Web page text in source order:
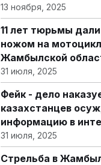
13 ноября, 2025
11 лет тюрьмы
ножом на
Жамбылской
31 июля, 2025
Фейк - дело
казахстанцев
информацию в
31 июля, 2025
Стрельба в